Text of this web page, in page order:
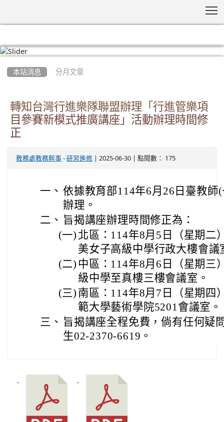
本站消息 分月文章
轉知台灣行進樂隊聯盟辦理「行進管樂項
目參賽新模式推廣講座」活動辦理時間修
正
教務處教務幹事 - 研習進修 | 2025-06-30 | 點閱數： 175
一、 依據教育部114年6月26日臺教師
辦理。
二、 旨揭講座辦理時間修正為：
(一) 北區：114年8月5日（星期二
美女子高級中學行政大樓會議
(二) 中區：114年8月6日（星期三
級中學至真樓三樓會議室。
(三) 南區：114年8月7日（星期四
範大學藝術學院5201會議室。
三、 旨揭講座全程免費，倘有任何疑
生02-2370-6619。